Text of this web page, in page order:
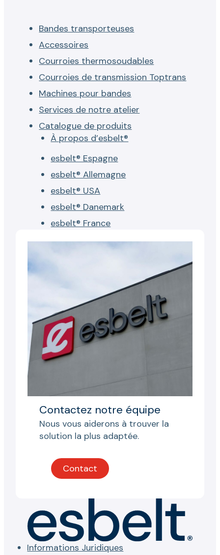
Bandes transporteuses
Accessoires
Courroies thermosoudables
Courroies de transmission Toptrans
Machines pour bandes
Services de notre atelier
Catalogue de produits
À propos d’esbelt®
esbelt® Espagne
esbelt® Allemagne
esbelt® USA
esbelt® Danemark
esbelt® France
Contactez notre équipe
Nous vous aiderons à trouver la
solution la plus adaptée.
Contact
Informations Juridiques